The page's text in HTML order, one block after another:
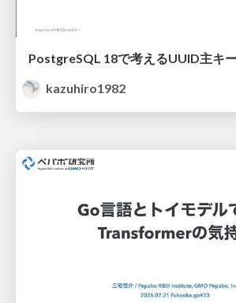
PostgreSQL 18で考えるUUID主キ
kazuhiro1982